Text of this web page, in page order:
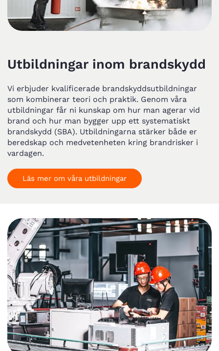
Utbildningar inom brandskydd
Vi erbjuder kvalificerade brandskyddsutbildningar
som kombinerar teori och praktik. Genom våra
utbildningar får ni kunskap om hur man agerar vid
brand och hur man bygger upp ett systematiskt
brandskydd (SBA). Utbildningarna stärker både er
beredskap och medvetenheten kring brandrisker i
vardagen.
Läs mer om våra utbildningar